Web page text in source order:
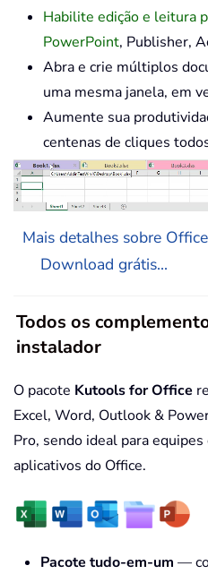
Habilite edição e leitura
PowerPoint, Publisher,
Abra e crie múltiplos
uma mesma janela, em
Aumente sua
centenas de cliques
Mais detalhes sobre
Download grátis...
Todos os
instalador
O pacote Kutools for Office
Excel, Word, Outlook &
Pro, sendo ideal para
aplicativos do Office.
Pacote tudo-em-um —